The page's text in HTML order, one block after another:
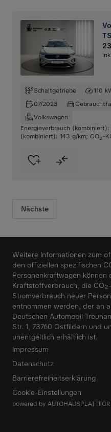
Schaltgetriebe 110
07/2023
Volkswagen
Energieverbrauch
(kombiniert): 143 g/km; CO2-
Nächste
Impressum
Datenschutz
Barrierefreiheitserklärung
Cookie-Einstellungen
Weitere Informationen zum
den offiziellen spezifischen
Personenkraftwagen können
Kraftstoffverbrauch, die
Stromverbrauch neuer
entnommen werden, der an
Deutschen Automobil
Str. 1, 73760 Ostfildern und
unentgeltlich erhältlich ist.
powered by